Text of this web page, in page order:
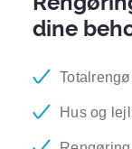
dine
Hus og